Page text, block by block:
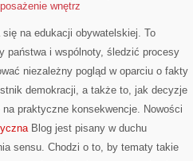
wnętrz
na edukacji obywatelskiej. To
państwa i wspólnoty, śledzić procesy
niezależny pogląd w oparciu o fakty
demokracji, a także to, jak decyzje
praktyczne konsekwencje. Nowości
Blog jest pisany w duchu
sensu. Chodzi o to, by tematy takie